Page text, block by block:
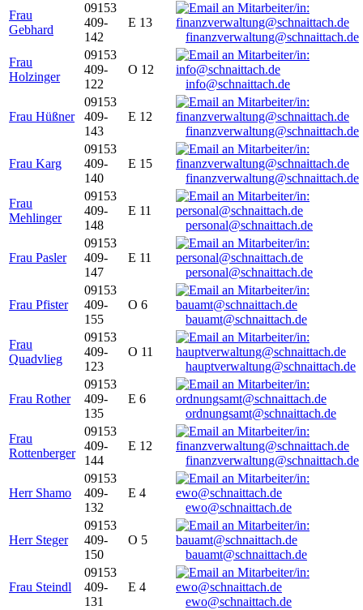
Frau
Gebhard
09153
409-
142
E 13
finanzverwaltung@schnaittach.de
Frau
Holzinger
09153
409-
122
O 12
info@schnaittach.de
Frau Hüßner
09153
409-
143
E 12
finanzverwaltung@schnaittach.de
Frau Karg
09153
409-
140
E 15
finanzverwaltung@schnaittach.de
Frau
Mehlinger
09153
409-
148
E 11
personal@schnaittach.de
Frau Pasler
09153
409-
147
E 11
personal@schnaittach.de
Frau Pfister
09153
409-
155
O 6
bauamt@schnaittach.de
Frau
Quadvlieg
09153
409-
123
O 11
hauptverwaltung@schnaittach.de
Frau Rother
09153
409-
135
E 6
ordnungsamt@schnaittach.de
Frau
Rottenberger
09153
409-
144
E 12
finanzverwaltung@schnaittach.de
Herr Shamo
09153
409-
132
E 4
ewo@schnaittach.de
Herr Steger
09153
409-
150
O 5
bauamt@schnaittach.de
Frau Steindl
09153
409-
131
E 4
ewo@schnaittach.de